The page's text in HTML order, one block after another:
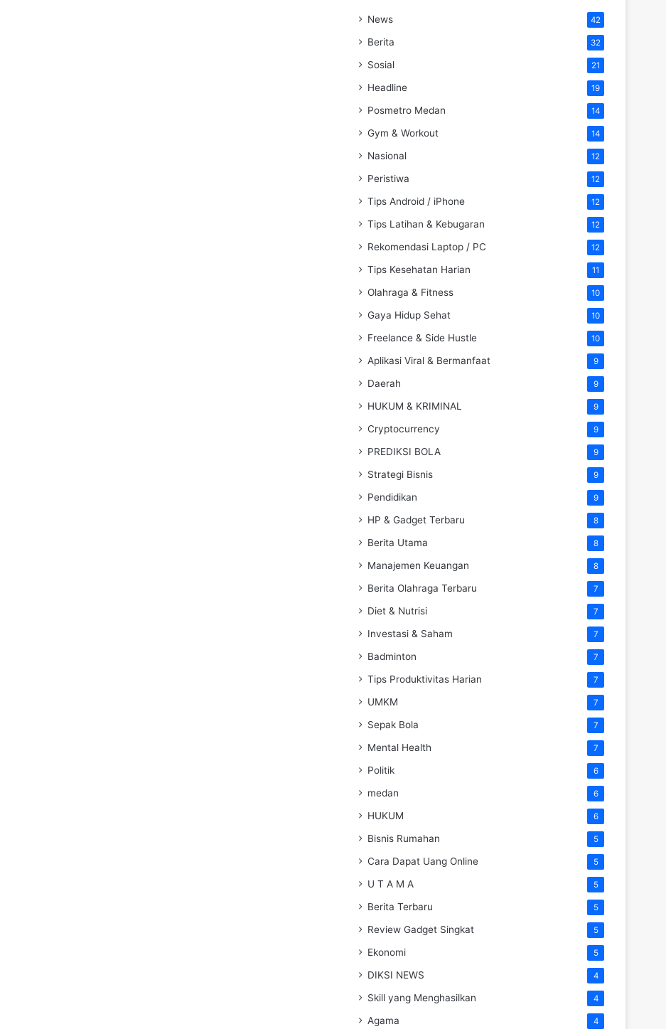
News 42
Berita 32
Sosial 21
Headline 19
Posmetro Medan 14
Gym & Workout 14
Nasional 12
Peristiwa 12
Tips Android / iPhone 12
Tips Latihan & Kebugaran 12
Rekomendasi Laptop / PC 12
Tips Kesehatan Harian 11
Olahraga & Fitness 10
Gaya Hidup Sehat 10
Freelance & Side Hustle 10
Aplikasi Viral & Bermanfaat 9
Daerah 9
HUKUM & KRIMINAL 9
Cryptocurrency 9
PREDIKSI BOLA 9
Strategi Bisnis 9
Pendidikan 9
HP & Gadget Terbaru 8
Berita Utama 8
Manajemen Keuangan 8
Berita Olahraga Terbaru 7
Diet & Nutrisi 7
Investasi & Saham 7
Badminton 7
Tips Produktivitas Harian 7
UMKM 7
Sepak Bola 7
Mental Health 7
Politik 6
medan 6
HUKUM 6
Bisnis Rumahan 5
Cara Dapat Uang Online 5
U T A M A 5
Berita Terbaru 5
Review Gadget Singkat 5
Ekonomi 5
DIKSI NEWS 4
Skill yang Menghasilkan 4
Agama 4